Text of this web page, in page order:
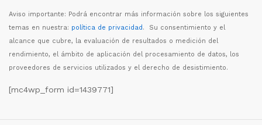
Aviso importante: Podrá encontrar más información sobre los siguientes
temas en nuestra: política de privacidad. Su consentimiento y el
alcance que cubre, la evaluación de resultados o medición del
rendimiento, el ámbito de aplicación del procesamiento de datos, los
proveedores de servicios utilizados y el derecho de desistimiento.
[mc4wp_form id=1439771]